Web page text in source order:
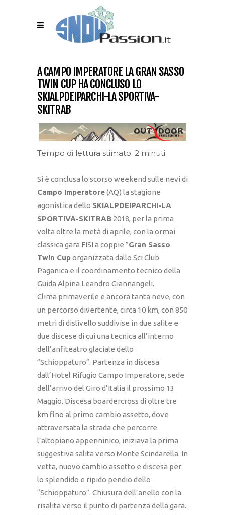
A CAMPO IMPERATORE LA GRAN SASSO
TWIN CUP HA CONCLUSO LO
SKIALPDEIPARCHI-LA SPORTIVA-
SKITRAB
Tempo di lettura stimato: 2 minuti
Si è conclusa lo scorso weekend sulle nevi di
Campo Imperatore(AQ) la stagione
agonistica dello SKIALPDEIPARCHI-LA
SPORTIVA-SKITRAB 2018, per la prima
volta oltre la metà di aprile, con la ormai
classica gara FISI a coppie ”Gran Sasso
Twin Cuporganizzata dallo Sci Club
Paganica e il coordinamento tecnico della
Guida Alpina Leandro Giannangeli.
Clima primaverile e ancora tanta neve, con
un percorso divertente, circa 10 km, con 850
metri di dislivello suddivise in due salite e
due discese di cui una tecnica all’interno
dell’anfiteatro glaciale dello
“Schioppaturo”. Partenza in discesa
dall’Hotel Rifugio Campo Imperatore, sede
dell’arrivo del Giro d’Italia il prossimo 13
Maggio. Discesa boardercross di oltre tre
km fino al primo cambio assetto, dove
attraversata la strada che percorre
l’altopiano appenninico, iniziava la prima
suggestiva salita verso Monte Scindarella. In
vetta, nuovo cambio assetto e discesa per
lo splendido e ripido pendio dello
“Schioppaturo”. Chiusura dell’anello con la
risalita verso il punto di partenza della gara.